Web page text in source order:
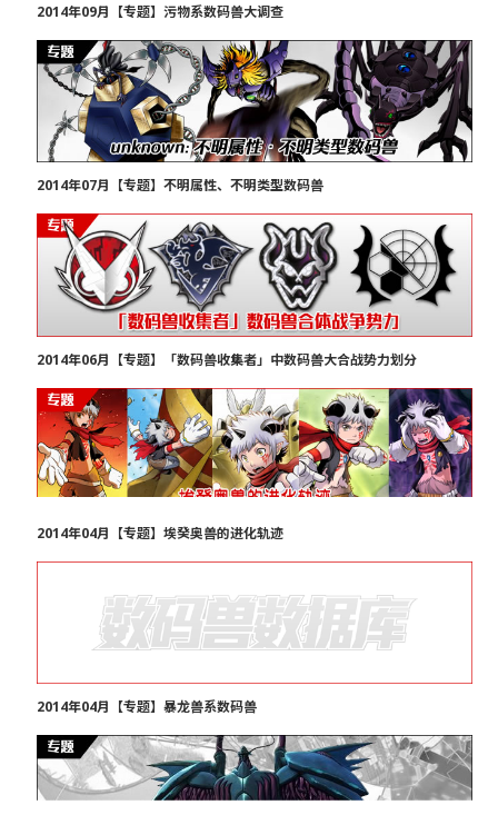
2014年09月【专题】污物系数码兽大调查
2014年07月【专题】不明属性、不明类型数码兽
2014年06月【专题】「数码兽收集者」中数码兽大合战势力划分
2014年04月【专题】埃癸奥兽的进化轨迹
2014年04月【专题】暴龙兽系数码兽